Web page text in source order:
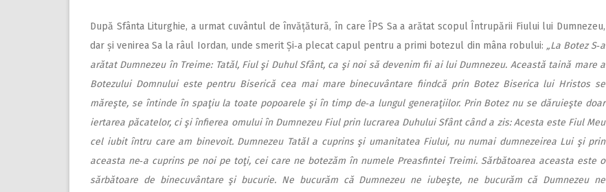
După Sfânta Liturghie, a urmat cuvântul de învățătură, în care ÎPS Sa a arătat scopul Întrupării Fiului lui Dumnezeu,
dar și venirea Sa la râul Iordan, unde smerit Și‑a plecat capul pentru a primi botezul din mâna robului: „La Botez S‑a
arătat Dumnezeu în Treime: Tatăl, Fiul şi Duhul Sfânt, ca şi noi să devenim fii ai lui Dumnezeu. Această taină mare a
Botezului Domnului este pentru Biserică cea mai mare binecuvântare fiindcă prin Botez Biserica lui Hristos se
măreşte, se întinde în spaţiu la toate popoarele şi în timp de‑a lungul generaţiilor. Prin Botez nu se dăruieşte doar
iertarea păcatelor, ci şi înfierea omului în Dumnezeu Fiul prin lucrarea Duhului Sfânt când a zis: Acesta este Fiul Meu
cel iubit întru care am binevoit. Dumnezeu Tatăl a cuprins şi umanitatea Fiului, nu numai dumnezeirea Lui şi prin
aceasta ne‑a cuprins pe noi pe toţi, cei care ne botezăm în numele Preasfintei Treimi. Sărbătoarea aceasta este o
sărbătoare de binecuvântare şi bucurie. Ne bucurăm că Dumnezeu ne iubeşte, ne bucurăm că Dumnezeu ne